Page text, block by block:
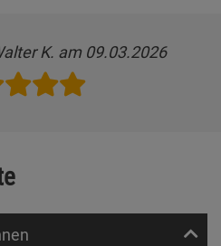
K. am 09.03.2026